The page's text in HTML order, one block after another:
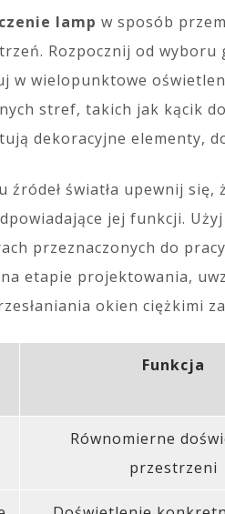
lamp w sposób
Rozpocznij od wyboru
w wielopunktowe
stref, takich jak kącik
dekoracyjne elementy,
źródeł światła upewnij
jej funkcji.
przeznaczonych do
etapie projektowania,
okien ciężkimi
Funkcja
Równomierne
przestrzeni